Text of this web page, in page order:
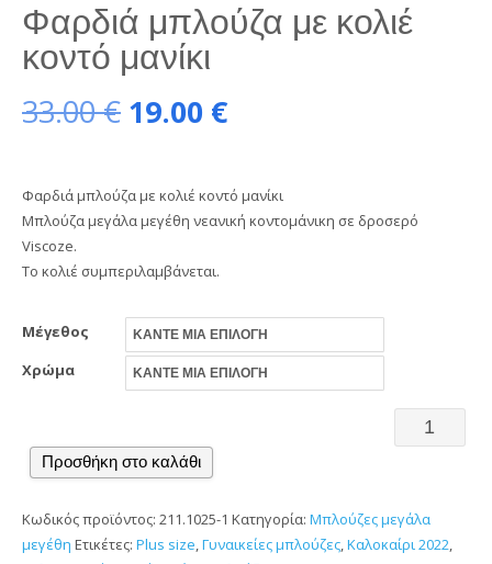
Φαρδιά μπλούζα με κολιέ
κοντό μανίκι
33.00€ Original
was:
33.00 €.
19.00 €Η
τιμή
19.00 €.
Φαρδιά μπλούζα με κολιέ κοντό μανίκι
Μπλούζα μεγάλα μεγέθη νεανική κοντομάνικη σε δροσερό
Viscoze.
Το κολιέ συμπεριλαμβάνεται.
Μέγεθος
Χρώμα
Φαρδιά
κολιέ
Προσθήκη στο καλάθι
Κωδικός προϊόντος: 211.1025-1 Κατηγορία: Μπλούζες μεγάλα
μεγέθη Ετικέτες: Plus size Γυναικείες μπλούζες Καλοκαίρι 2022